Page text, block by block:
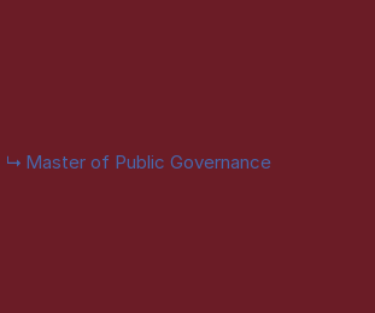
Master of Public Governance